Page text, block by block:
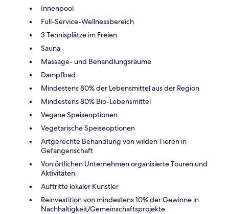
Innenpool
Full-Service-Wellnessbereich
3 Tennisplätze im Freien
Sauna
Massage- und Behandlungsräume
Dampfbad
Mindestens 80% der Lebensmittel aus der Region
Mindestens 80% Bio-Lebensmittel
Vegane Speiseoptionen
Vegetarische Speiseoptionen
Artgerechte Behandlung von wilden Tieren in
Gefangenschaft
Von örtlichen Unternehmen organisierte Touren und
Aktivitäten
Auftritte lokaler Künstler
Reinvestition von mindestens 10% der Gewinne in
Nachhaltigkeit/Gemeinschaftsprojekte